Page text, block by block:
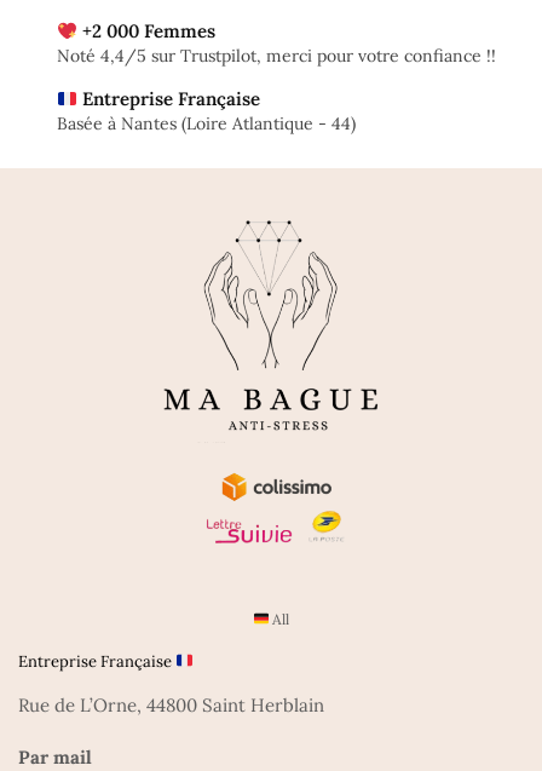
+2 000 Femmes
Noté 4,4/5 sur Trustpilot, merci pour votre confiance !!
Entreprise Française
Basée à Nantes (Loire Atlantique - 44)
All
Entreprise Française
Rue de L’Orne, 44800 Saint Herblain
Par mail